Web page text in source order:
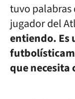
tuvo palabras
jugador del
entiendo. Es
que